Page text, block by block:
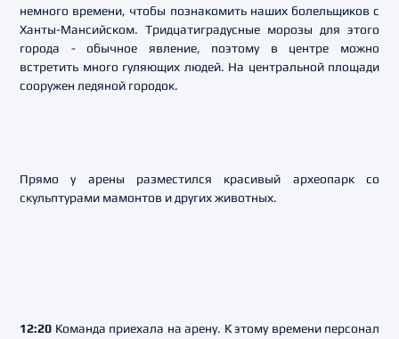
немного времени, чтобы познакомить наших болельщиков с
Ханты-Мансийском. Тридцатиградусные морозы для этого
города - обычное явление, поэтому в центре можно
встретить много гуляющих людей. На центральной площади
сооружен ледяной городок.
Прямо у арены разместился красивый археопарк со
скульптурами мамонтов и других животных.
12:20 Команда приехала на арену. К этому времени персонал